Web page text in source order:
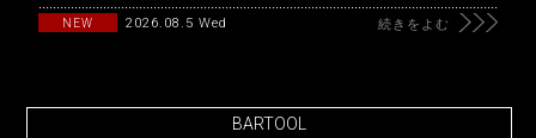
NEW 2026.08.5 Wed 続きをよむ
BARTOOL